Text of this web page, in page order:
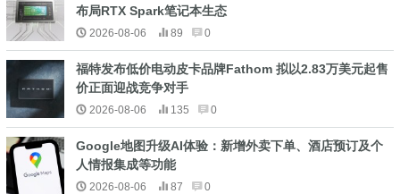
布局RTX Spark笔记本生态
2026-08-06 89 0
福特发布低价电动皮卡品牌Fathom 拟以2.83万美元起售
价正面迎战竞争对手
2026-08-06 135 0
Google地图升级AI体验：新增外卖下单、酒店预订及个
人情报集成等功能
2026-08-06 87 0